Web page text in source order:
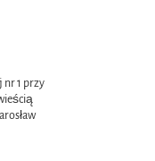
nr 1 przy